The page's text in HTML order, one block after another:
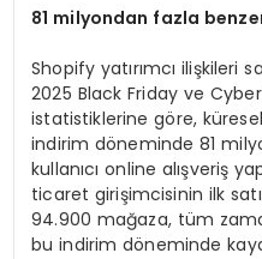
81 milyondan fazla
Shopify yatırımcı ilişkileri
2025 Black Friday ve
istatistiklerine göre,
indirim döneminde 81
kullanıcı online alışveriş
ticaret girişimcisinin ilk
94.900 mağaza, tüm
bu indirim döneminde